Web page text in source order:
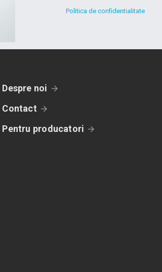
Politica de confidentialitate
Despre noi
Contact
Pentru producatori